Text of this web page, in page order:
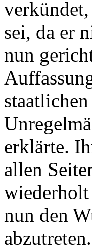
sei, da er
nun
erklärte.
allen
nun den
abzutreten.